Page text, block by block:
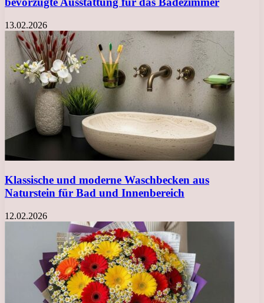
13.02.2026
Klassische und moderne Waschbecken aus
Naturstein für Bad und Innenbereich
12.02.2026